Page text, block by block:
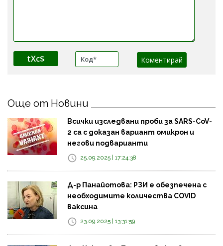
tXc$
Още от Новини
Всички изследвани проби за SARS-CoV-
2 са с доказан вариант омикрон и
негови подварианти
25.09.2025 | 17:24:38
Д-р Панайотова: РЗИ е обезпечена с
необходимите количества COVID
ваксина
23.09.2025 | 13:31:59